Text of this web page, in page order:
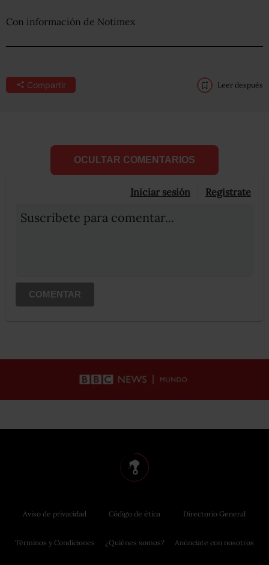
Con información de Notimex
Compartir Leer después
OCULTAR COMENTARIOS
Iniciar sesión Registrate
Suscribete para comentar...
COMENTAR
Aviso de privacidad
Términos y Condiciones
Código de ética
¿Quiénes somos?
Directorio General
Anúnciate con nosotros